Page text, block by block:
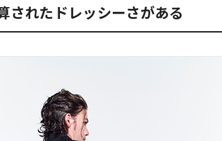
されたドレッシーさがある